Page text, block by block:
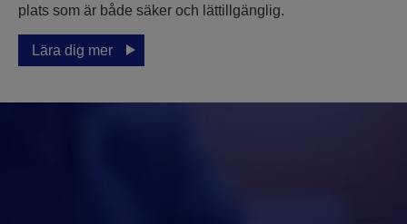
plats som är både säker och lättillgänglig.
Lära dig mer